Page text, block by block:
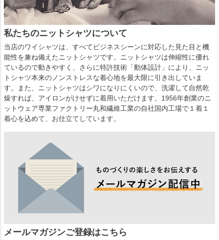
私たちのニットシャツについて
当店のワイシャツは、すべてビジネスシーンに対応した見た目と機
能性を兼ね備えたニットシャツです。ニットシャツは伸縮性に優れ
ているので動きやすく、さらに特許技術「動体設計」により、ニッ
トシャツ本来のノンストレスな着心地を最大限に引き出していま
す。また、ニットシャツはシワになりにくいので、洗濯して自然乾
燥すれば、アイロンがけせずに着用いただけます。1956年創業のニ
ットウェア専業ファクトリー丸和繊維工業の自社国内工場で１着１
着心を込めて、お仕立てしています。
メールマガジンご登録はこちら